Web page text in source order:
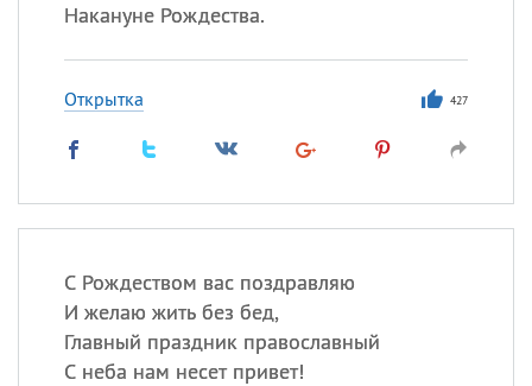
Накануне Рождества.
Открытка 427
С Рождеством вас поздравляю
И желаю жить без бед,
Главный праздник православный
С неба нам несет привет!